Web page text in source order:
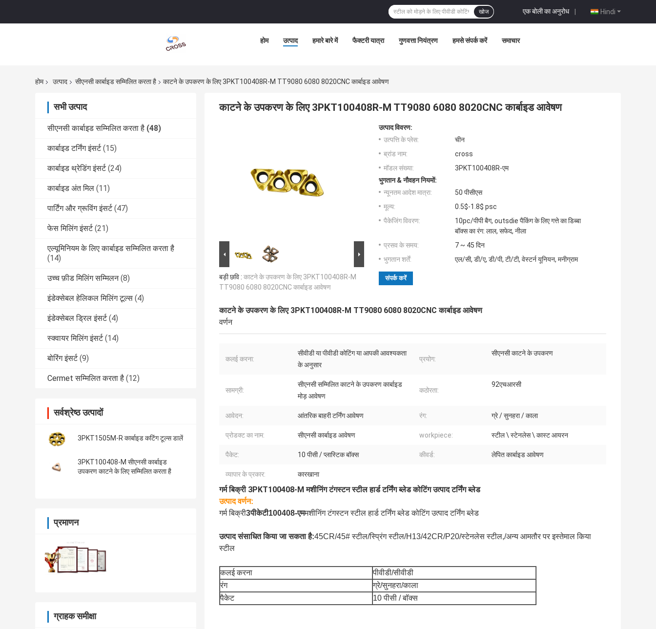
Hindi
एक बोली का अनुरोध |
खोज
होम उत्पाद हमारे बारे में फैक्टरी यात्रा गुणवत्ता नियंत्रण हमसे संपर्क करें समाचार
होम उत्पाद सीएनसी कार्बाइड सम्मिलित करता है काटने के उपकरण के लिए 3PKT100408R-M TT9080 6080 8020CNC कार्बाइड आवेषण
सभी उत्पाद
सीएनसी कार्बाइड सम्मिलित करता है (48)
कार्बाइड टर्निंग इंसर्ट (15)
कार्बाइड थ्रेडिंग इंसर्ट (24)
कार्बाइड अंत मिल (11)
पार्टिंग और ग्रूविंग इंसर्ट (47)
फेस मिलिंग इंसर्ट (21)
एल्यूमिनियम के लिए कार्बाइड सम्मिलित करता है
(14)
उच्च फ़ीड मिलिंग सम्मिलन (8)
इंडेक्सेबल हेलिकल मिलिंग टूल्स (4)
इंडेक्सेबल ड्रिल इंसर्ट (4)
स्क्वायर मिलिंग इंसर्ट (14)
बोरिंग इंसर्ट (9)
Cermet सम्मिलित करता है (12)
सर्वश्रेष्ठ उत्पादों
3PKT1505M-R कार्बाइड कटिंग टूल्स डालें
3PKT100408-M सीएनसी कार्बाइड
उपकरण काटने के लिए सम्मिलित करता है
प्रमाणन
ग्राहक समीक्षा
काटने के उपकरण के लिए 3PKT100408R-M TT9080 6080 8020CNC कार्बाइड आवेषण
बड़ी छवि : काटने के उपकरण के लिए 3PKT100408R-M
TT9080 6080 8020CNC कार्बाइड आवेषण
उत्पाद विवरण:
उत्पत्ति के प्लेस:
चीन
ब्रांड नाम:
cross
मॉडल संख्या:
3PKT100408R-एम
भुगतान & नौवहन नियमों:
न्यूनतम आदेश मात्रा:
50 पीसीएस
मूल्य:
0.5$-1.8$ psc
पैकेजिंग विवरण:
10pc/पीपी बैग, outsdie पैकिंग के लिए गत्ते का डिब्बा
बॉक्स का रंग: लाल, सफेद, नीला
प्रसव के समय:
7 ~ 45 दिन
भुगतान शर्तें:
एल/सी, डी/ए, डी/पी, टी/टी, वेस्टर्न यूनियन, मनीग्राम
संपर्क करें
काटने के उपकरण के लिए 3PKT100408R-M TT9080 6080 8020CNC कार्बाइड आवेषण
वर्णन
कलई करना:
सीवीडी या पीवीडी कोटिंग या आपकी आवश्यकता
के अनुसार
प्रयोग:
सीएनसी काटने के उपकरण
सामग्री:
सीएनसी सम्मिलित काटने के उपकरण कार्बाइड
मोड़ आवेषण
कठोरता:
92एचआरसी
आवेदन: आंतरिक बाहरी टर्निंग आवेषण रंग: ग्रे / सुनहरा / काला
प्रोडक्ट का नाम: सीएनसी कार्बाइड आवेषण workpiece: स्टील \ स्टेनलेस \ कास्ट आयरन
पैकेट: 10 पीसी / प्लास्टिक बॉक्स कीवर्ड: लेपित कार्बाइड आवेषण
व्यापार के प्रकार: कारखाना
गर्म बिक्री 3PKT100408-M मशीनिंग टंगस्टन स्टील हार्ड टर्निंग ब्लेड कोटिंग उत्पाद टर्निंग ब्लेड
उत्पाद वर्णन:
गर्म बिक्री3पीकेटी100408-एममशीनिंग टंगस्टन स्टील हार्ड टर्निंग ब्लेड कोटिंग उत्पाद टर्निंग ब्लेड
उत्पाद संसाधित किया जा सकता है:45CR/45# स्टील/स्प्रिंग स्टील/H13/42CR/P20/स्टेनलेस स्टील,/अन्य आमतौर पर इस्तेमाल किया
स्टील
कलई करना
पीवीडी/सीवीडी
रंग
ग्रे/सुनहरा/काला
पैकेट
10 पीसी / बॉक्स